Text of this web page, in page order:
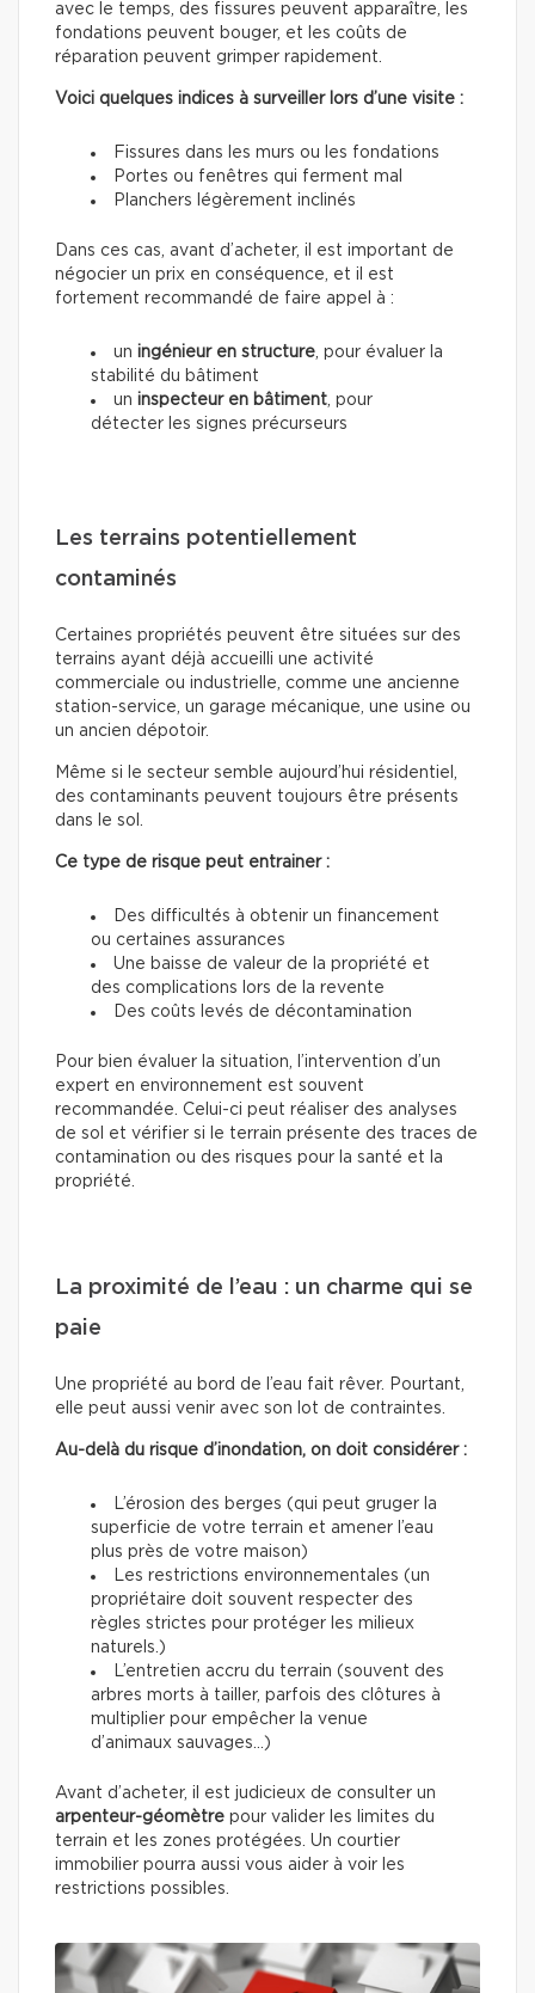
avec le temps, des fissures peuvent apparaître, les
fondations peuvent bouger, et les coûts de
réparation peuvent grimper rapidement.
Voici quelques indices à surveiller lors d’une visite :
Fissures dans les murs ou les fondations
Portes ou fenêtres qui ferment mal
Planchers légèrement inclinés
Dans ces cas, avant d’acheter, il est important de
négocier un prix en conséquence, et il est
fortement recommandé de faire appel à :
un ingénieur en structure, pour évaluer la
stabilité du bâtiment
un inspecteur en bâtiment, pour
détecter les signes précurseurs
Les terrains potentiellement
contaminés
Certaines propriétés peuvent être situées sur des
terrains ayant déjà accueilli une activité
commerciale ou industrielle, comme une ancienne
station-service, un garage mécanique, une usine ou
un ancien dépotoir.
Même si le secteur semble aujourd’hui résidentiel,
des contaminants peuvent toujours être présents
dans le sol.
Ce type de risque peut entrainer :
Des difficultés à obtenir un financement
ou certaines assurances
Une baisse de valeur de la propriété et
des complications lors de la revente
Des coûts levés de décontamination
Pour bien évaluer la situation, l’intervention d’un
expert en environnement est souvent
recommandée. Celui-ci peut réaliser des analyses
de sol et vérifier si le terrain présente des traces de
contamination ou des risques pour la santé et la
propriété.
La proximité de l’eau : un charme qui se
paie
Une propriété au bord de l’eau fait rêver. Pourtant,
elle peut aussi venir avec son lot de contraintes.
Au-delà du risque d’inondation, on doit considérer :
L’érosion des berges (qui peut gruger la
superficie de votre terrain et amener l’eau
plus près de votre maison)
Les restrictions environnementales (un
propriétaire doit souvent respecter des
règles strictes pour protéger les milieux
naturels.)
L’entretien accru du terrain (souvent des
arbres morts à tailler, parfois des clôtures à
multiplier pour empêcher la venue
d’animaux sauvages…)
Avant d’acheter, il est judicieux de consulter un
arpenteur-géomètre pour valider les limites du
terrain et les zones protégées. Un courtier
immobilier pourra aussi vous aider à voir les
restrictions possibles.